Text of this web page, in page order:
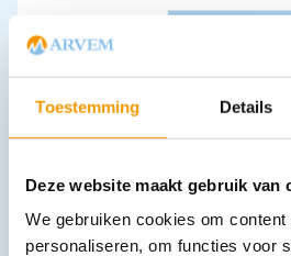
Toestemming Details
Deze website maakt gebruik van
We gebruiken cookies om
personaliseren, om functies voor
€9,80 incl. btw
Opties